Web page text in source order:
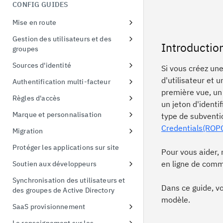
menaces liées à l'identité
Démonstration de la preuve de
CONFIG GUIDES
Mise en route
S'inscrire à un essai gratuit
Premier accès à l'instance d'essai
Connecter un exemple
d'application
Connexion à Active Directory
Gestion des utilisateurs et des
groupes
Configurer les politiques de mot
Sources d'identité
Utiliser les fournisseurs sociaux
Liaison d'identité
Connexion à Active Directory
Authentification multi-facteur
Inscription en ligne à l'AMF
Protéger Linux OS avec MFA
Activer l'AMF pour les
applications
Règles d'accès
Appliquer des politiques d'accès
à l'interface utilisateur
Politique d'accès par défaut
Marque et personnalisation
Gestion des thèmes
Remplacement de la feuille de
style
Gestion des modèles
Marquage des pages en ligne de
l'AMF
Authentification simplifiée par
Migration
Migration des utilisateurs
Importation CSV
Protéger les applications sur site
Soutien aux développeurs
Ajouter un portail pour les
développeurs
Créer un client API
Créer une partie utilisatrice FIDO
Synchronisation des utilisateurs et
des groupes de Active Directory
SaaS provisionnement
Salesforce provisionnement
Si vous créez
d'utilisateur et
première vue,
un jeton
type de
Pour vous
en ligne de
Dans ce guide,
modèle.